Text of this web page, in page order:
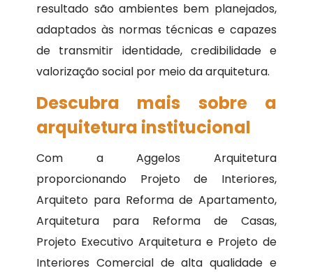
resultado são ambientes bem planejados,
adaptados às normas técnicas e capazes
de transmitir identidade, credibilidade e
valorização social por meio da arquitetura.
Descubra mais sobre a
arquitetura institucional
Com a Aggelos Arquitetura
proporcionando Projeto de Interiores,
Arquiteto para Reforma de Apartamento,
Arquitetura para Reforma de Casas,
Projeto Executivo Arquitetura e Projeto de
Interiores Comercial de alta qualidade e